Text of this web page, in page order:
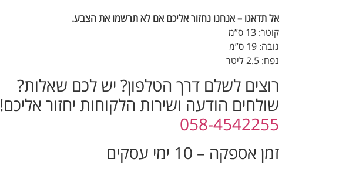
אל תדאגו – אנחנו נחזור אליכם אם לא תרשמו את הצבע.
קוטר: 13 ס”מ
גובה: 19 ס”מ
נפח: 2.5 ליטר
רוצים לשלם דרך הטלפון? יש לכם שאלות?
שולחים הודעה ושירות הלקוחות יחזור אליכם!
058-4542255
זמן אספקה – 10 ימי עסקים